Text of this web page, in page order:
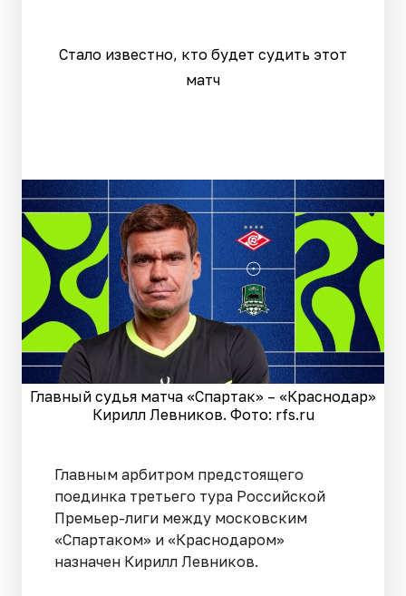
Стало известно, кто будет судить этот
матч
Главный судья матча «Спартак» – «Краснодар»
Кирилл Левников. Фото: rfs.ru
Главным арбитром предстоящего
поединка третьего тура Российской
Премьер-лиги между московским
«Спартаком» и «Краснодаром»
назначен Кирилл Левников.